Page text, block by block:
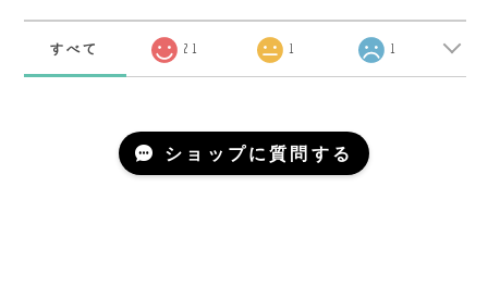
すべて 21 1 1
ショップに質問する